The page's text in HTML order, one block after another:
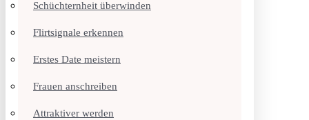
Schüchternheit überwinden
Flirtsignale erkennen
Erstes Date meistern
Frauen anschreiben
Attraktiver werden